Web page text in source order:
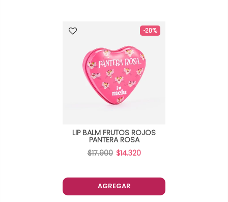
-20%
LIP BALM FRUTOS ROJOS
PANTERA ROSA
$17.900 $14.320
AGREGAR